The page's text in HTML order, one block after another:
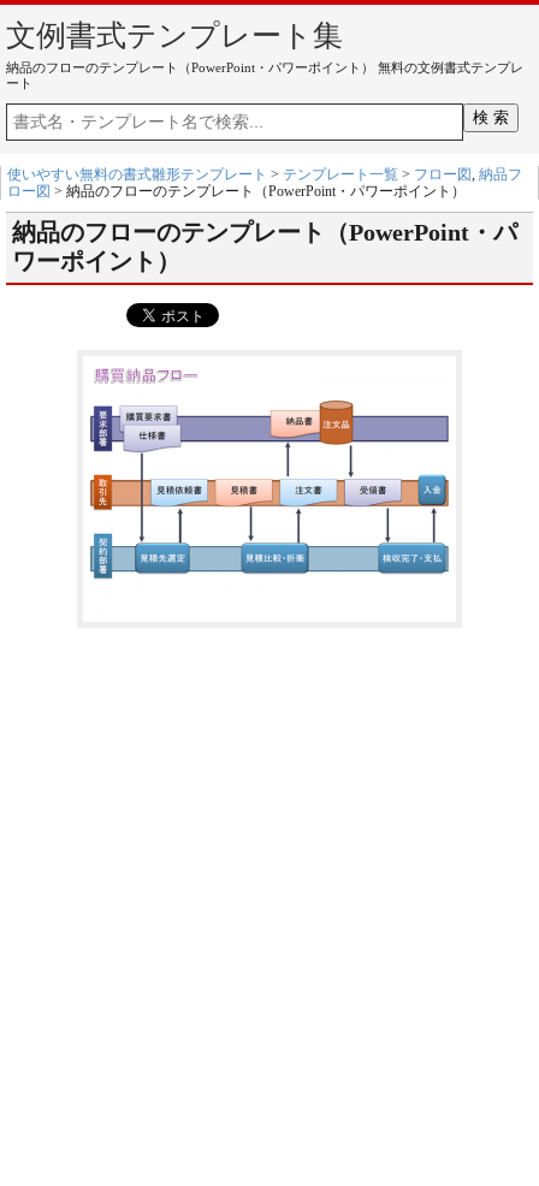
文例書式テンプレート集
納品のフローのテンプレート（PowerPoint・パワーポイント） 無料の文例書式テンプレ
ート
使いやすい無料の書式雛形テンプレート > テンプレート一覧 > フロー図, 納品フ
ロー図 > 納品のフローのテンプレート（PowerPoint・パワーポイント）
納品のフローのテンプレート（PowerPoint・パ
ワーポイント）